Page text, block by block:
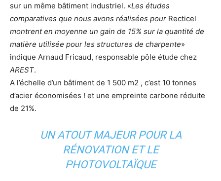
sur un même bâtiment industriel. «Les études
comparatives que nous avons réalisées pour Recticel
montrent en moyenne un gain de 15% sur la quantité de
matière utilisée pour les structures de charpente»
indique Arnaud Fricaud, responsable pôle étude chez
AREST.
A l’échelle d’un bâtiment de 1 500 m2 , c’est 10 tonnes
d’acier économisées ! et une empreinte carbone réduite
de 21%.
UN ATOUT MAJEUR POUR LA
RÉNOVATION ET LE
PHOTOVOLTAÏQUE